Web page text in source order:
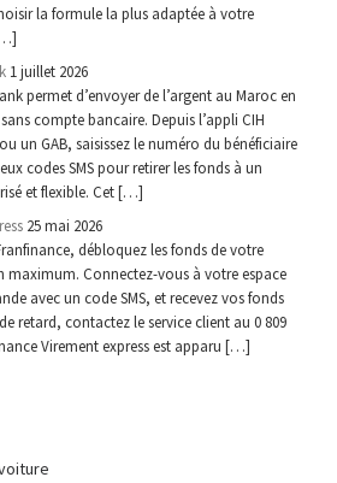
la formule la plus adaptée à votre
1 juillet 2026
permet d’envoyer de l’argent au Maroc en
compte bancaire. Depuis l’appli CIH
un GAB, saisissez le numéro du bénéficiaire
codes SMS pour retirer les fonds à un
et flexible. Cet […]
25 mai 2026
débloquez les fonds de votre
maximum. Connectez-vous à votre espace
avec un code SMS, et recevez vos fonds
retard, contactez le service client au 0 809
Virement express est apparu […]